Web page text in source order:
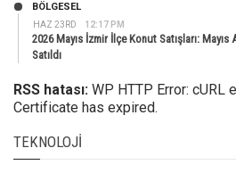
HAZ 23RD 12:17 PM
BÖLGESEL
2026 Mayıs İzmir İlçe Konut Satışları: Mayıs
Satıldı
RSS hatası: WP HTTP Error: cURL
Certificate has expired.
TEKNOLOJI